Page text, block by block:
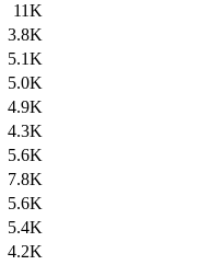
11K
3.8K
5.1K
5.0K
4.9K
4.3K
5.6K
7.8K
5.6K
5.4K
4.2K